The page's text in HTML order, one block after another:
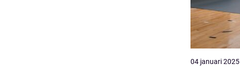
04 januari 2025